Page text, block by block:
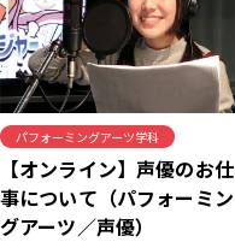
パフォーミングアーツ学科
【オンライン】声優のお仕
事について（パフォーミン
グアーツ／声優）